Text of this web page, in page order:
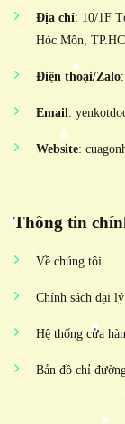
Địa chỉ: 10/1F
Hóc Môn,
Điện thoại/Zalo
Email:
Website:
Thông tin
Về chúng tôi
Chính sách đại lý
Hệ thống cửa
Bản đồ chỉ